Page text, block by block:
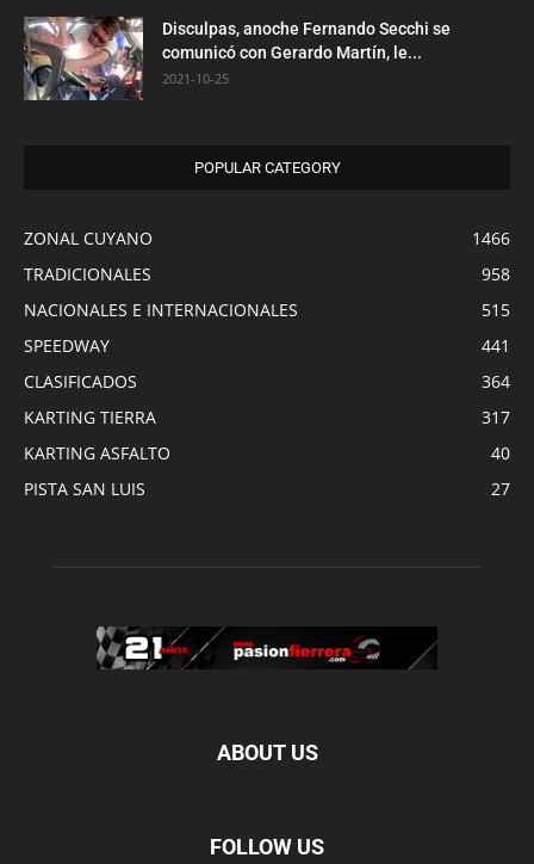
Disculpas, anoche Fernando Secchi se
comunicó con Gerardo Martín, le...
2021-10-25
POPULAR CATEGORY
ZONAL CUYANO
1466
TRADICIONALES
958
NACIONALES E INTERNACIONALES
515
SPEEDWAY
441
CLASIFICADOS
364
KARTING TIERRA
317
KARTING ASFALTO
40
PISTA SAN LUIS
27
ABOUT US
FOLLOW US